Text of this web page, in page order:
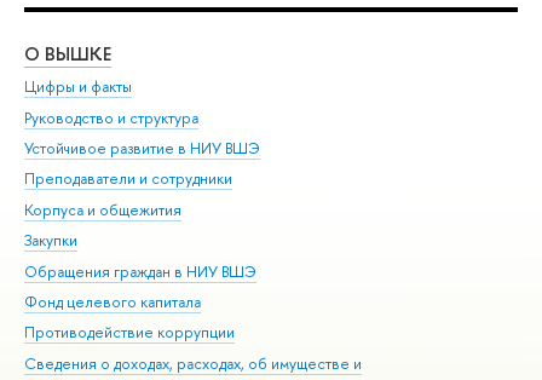
О ВЫШКЕ
Цифры и факты
Руководство и структура
Устойчивое развитие в НИУ ВШЭ
Преподаватели и сотрудники
Корпуса и общежития
Закупки
Обращения граждан в НИУ ВШЭ
Фонд целевого капитала
Противодействие коррупции
Сведения о доходах, расходах, об имуществе и